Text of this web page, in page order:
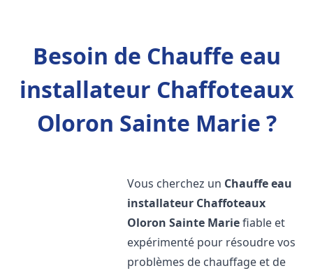
Besoin de Chauffe eau
installateur Chaffoteaux
Oloron Sainte Marie ?
Vous cherchez un Chauffe eau
installateur Chaffoteaux
Oloron Sainte Mariefiable et
expérimenté pour résoudre vos
problèmes de chauffage et de